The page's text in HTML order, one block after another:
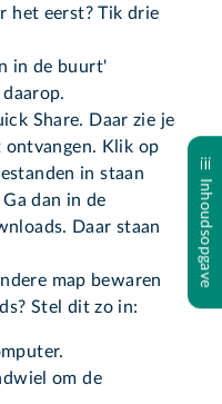
het eerst? Tik drie
in de buurt'
Share. Daar zie je
ontvangen. Klik op
in staan
dan in de
Daar staan
map bewaren
Stel dit zo in:
om de
Inhoudsopgave